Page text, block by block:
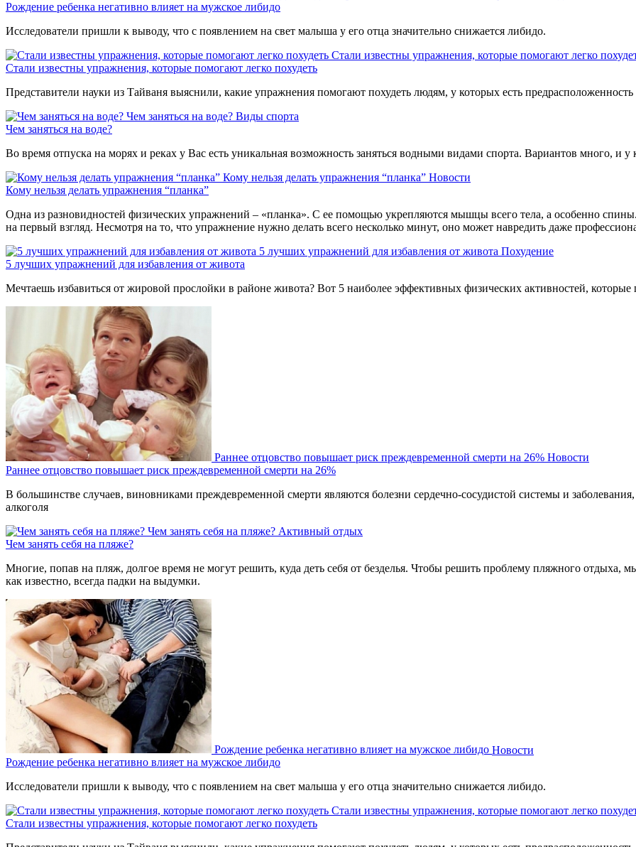
Рождение ребенка негативно влияет на мужское либидо
Исследователи пришли к выводу, что с появлением на свет малыша у его отца значительно снижается либидо.
Стали известны упражнения, которые помогают легко
Стали известны упражнения, которые помогают легко похудеть
Представители науки из Тайваня выяснили, какие упражнения помогают похудеть людям, у которых есть
Чем заняться на воде? Виды спорта
Чем заняться на воде?
Во время отпуска на морях и реках у Вас есть уникальная возможность заняться водными видами спорта. Вариантов много, и
Кому нельзя делать упражнения “планка” Новости
Кому нельзя делать упражнения “планка”
Одна из разновидностей физических упражнений – «планка». С ее помощью укрепляются мышцы всего тела, а особенно
на первый взгляд. Несмотря на то, что упражнение нужно делать всего несколько минут, оно может навредить даже
5 лучших упражнений для избавления от живота Похудение
5 лучших упражнений для избавления от живота
Мечтаешь избавиться от жировой прослойки в районе живота? Вот 5 наиболее эффективных физических активностей, которые
Раннее отцовство повышает риск преждевременной смерти на 26% Новости
Раннее отцовство повышает риск преждевременной смерти на 26%
В большинстве случаев, виновниками преждевременной смерти являются болезни сердечно-сосудистой системы и
алкоголя
Чем занять себя на пляже? Активный отдых
Чем занять себя на пляже?
Многие, попав на пляж, долгое время не могут решить, куда деть себя от безделья. Чтобы решить проблему пляжного отдыха,
как известно, всегда падки на выдумки.
Рождение ребенка негативно влияет на мужское либидо Новости
Рождение ребенка негативно влияет на мужское либидо
Исследователи пришли к выводу, что с появлением на свет малыша у его отца значительно снижается либидо.
Стали известны упражнения, которые помогают легко
Стали известны упражнения, которые помогают легко похудеть